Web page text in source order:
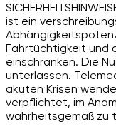
ist ein
Fahrtüchtigkeit und
einschränken. Die
unterlassen.
akuten Krisen wende
verpflichtet, im
wahrheitsgemäß zu